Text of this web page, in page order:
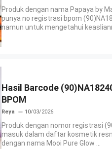
Produk dengan nama Papaya by
punya no registrasi bpom
namun untuk mengetahui
Hasil Barcode
BPOM
Reya 10/03/2026
Produk dengan nomor registrasi
masuk dalam daftar kosmetik
dengan nama Mooi Pure Glow ...